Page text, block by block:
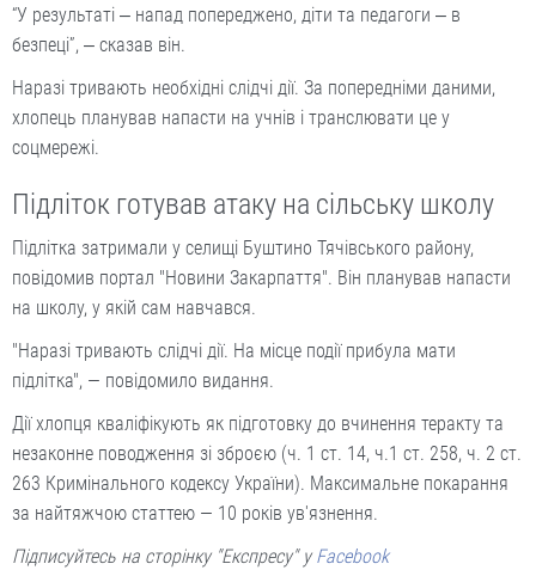
“У результаті ‒ напад попереджено, діти та педагоги ‒ в
безпеці”, ‒ сказав він.
Наразі тривають необхідні слідчі дії. За попередніми даними,
хлопець планував напасти на учнів і транслювати це у
соцмережі.
Підліток готував атаку на сільську школу
Підлітка затримали у селищі Буштино Тячівського району,
повідомив портал "Новини Закарпаття". Він планував напасти
на школу, у якій сам навчався.
"Наразі тривають слідчі дії. На місце події прибула мати
підлітка", — повідомило видання.
Дії хлопця кваліфікують як підготовку до вчинення теракту та
незаконне поводження зі зброєю (ч. 1 ст. 14, ч.1 ст. 258, ч. 2 ст.
263 Кримінального кодексу України). Максимальне покарання
за найтяжчою статтею — 10 років ув'язнення.
Підписуйтесь на сторінку "Експресу" уFacebook